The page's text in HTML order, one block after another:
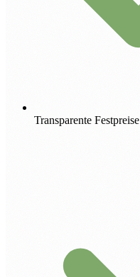
Transparente Festpreise